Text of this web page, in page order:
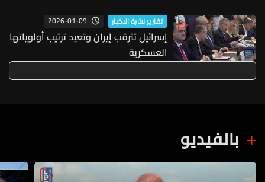
تقارير نشرة الاخبار 2026-01-09
إسرائيل تترقب إيران وتعيد ترتيب أولوياتها
العسكرية
بالفيديو